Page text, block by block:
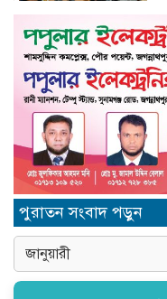
না
পুরাতন সংবাদ পড়ুন